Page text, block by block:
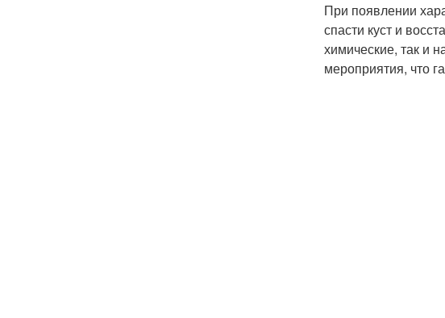
При появлении
спасти куст и
химические, так и
мероприятия, что